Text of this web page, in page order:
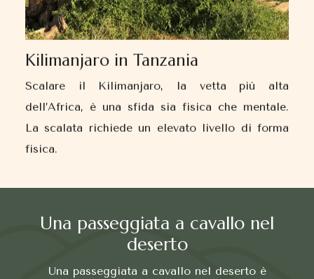
Kilimanjaro in Tanzania
Scalare il Kilimanjaro, la vetta più alta
dell’Africa, è una sfida sia fisica che mentale.
La scalata richiede un elevato livello di forma
fisica.
Una passeggiata a cavallo nel
deserto
Una passeggiata a cavallo nel deserto è